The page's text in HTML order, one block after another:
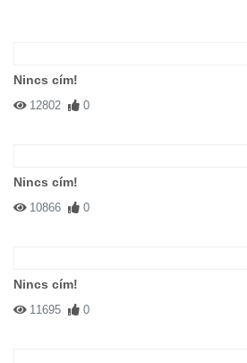
Nincs cím!
12802 0
Nincs cím!
10866 0
Nincs cím!
11695 0